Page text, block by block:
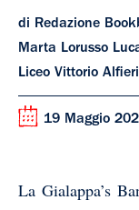
di Redazione
Marta Lorusso
Liceo Vittorio
19 Maggio
La Gialappa’s